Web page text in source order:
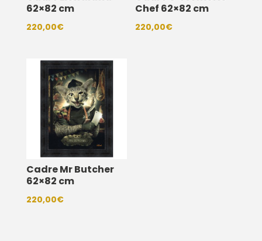
62×82 cm
220,00€
Chef 62×82 cm
220,00€
Cadre Mr Butcher
62×82 cm
220,00€